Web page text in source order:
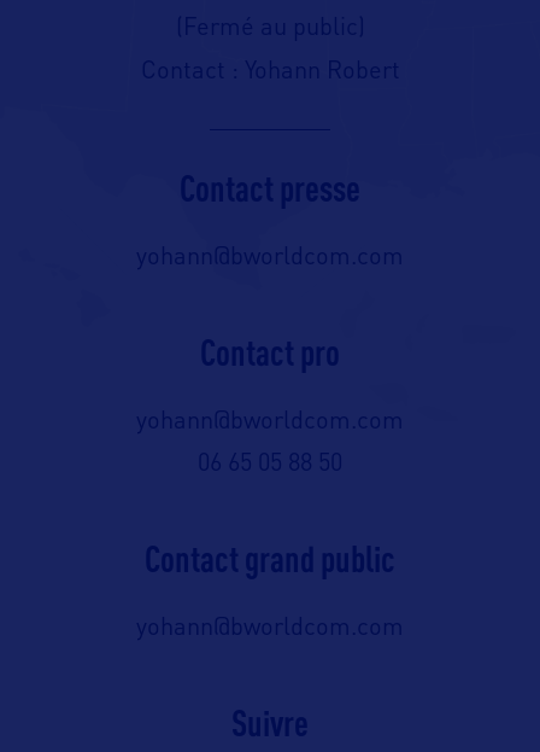
(Fermé au public)
Contact : Yohann Robert
Contact presse
yohann@bworldcom.com
Contact pro
yohann@bworldcom.com
06 65 05 88 50
Contact grand public
yohann@bworldcom.com
Suivre